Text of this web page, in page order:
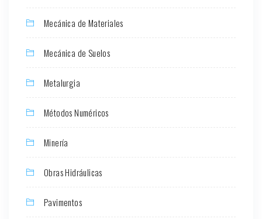
Mecánica de Materiales
Mecánica de Suelos
Metalurgia
Métodos Numéricos
Minería
Obras Hidráulicas
Pavimentos